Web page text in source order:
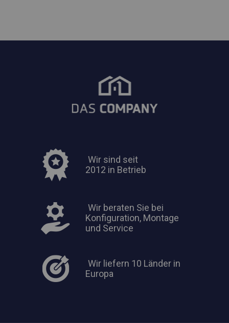
Wir sind seit
2012 in Betrieb
Wir beraten Sie bei
Konfiguration, Montage
und Service
Wir liefern 10 Länder in
Europa